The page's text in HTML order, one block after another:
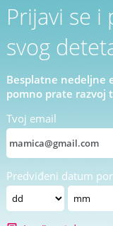
Prijavi se i
svog
Besplatne nedeljne
pomno prate razvoj
Tvoj email
Predviđeni datum